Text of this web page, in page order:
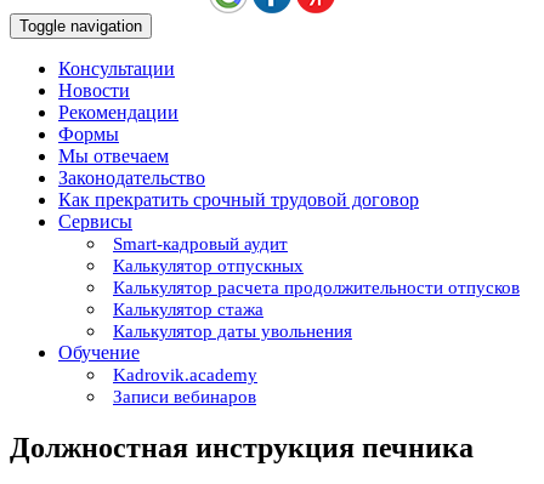
Toggle navigation
Консультации
Новости
Рекомендации
Формы
Мы отвечаем
Законодательство
Как прекратить срочный трудовой договор
Сервисы
Smart-кадровый аудит
Калькулятор отпускных
Калькулятор расчета продолжительности отпусков
Калькулятор стажа
Калькулятор даты увольнения
Обучение
Kadrovik.academy
Записи вебинаров
Должностная инструкция печника